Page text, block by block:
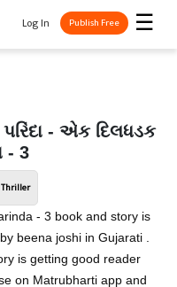
☰
Log In Publish Free
પરિંદા - એક દિલધડક
- 3
- 3 book and story is
beena joshi in Gujarati .
is getting good reader
on Matrubharti app and